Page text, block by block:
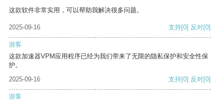
这款软件非常实用，可以帮助我解决很多问题。
2025-09-16 支持[0] 反对[0]
游客
这款加速器VPM应用程序已经为我们带来了无限的隐私保护和安全性保
护。
2025-09-16
支持[0] 反对[0]
游客